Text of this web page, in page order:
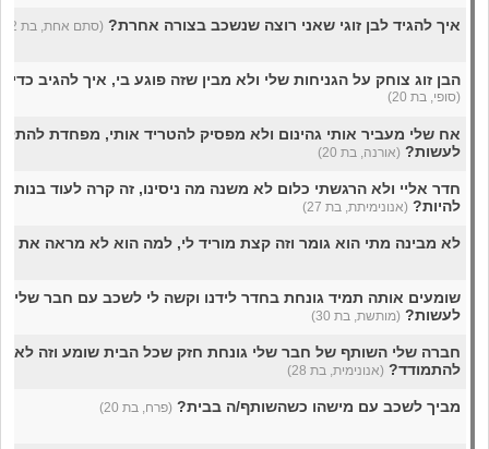
איך להגיד לבן זוגי שאני רוצה שנשכב בצורה אחרת? (סתם אחת, בת 22)
הבן זוג צוחק על הגניחות שלי ולא מבין שזה פוגע בי, איך להגיב
(סופי, בת 20)
אח שלי מעביר אותי גהינום ולא מפסיק להטריד אותי, מפחדת
לעשות? (אורנה, בת 20)
חדר אליי ולא הרגשתי כלום לא משנה מה ניסינו, זה קרה לעוד
להיות? (אנונימיתת, בת 27)
לא מבינה מתי הוא גומר וזה קצת מוריד לי, למה הוא לא מראה את
שומעים אותה תמיד גונחת בחדר לידנו וקשה לי לשכב עם חבר שלי
לעשות? (מותשת, בת 30)
חברה שלי השותף של חבר שלי גונחת חזק שכל הבית שומע וזה לא
להתמודד? (אנונימית, בת 28)
מביך לשכב עם מישהו כשהשותף/ה בבית? (פרח, בת 20)